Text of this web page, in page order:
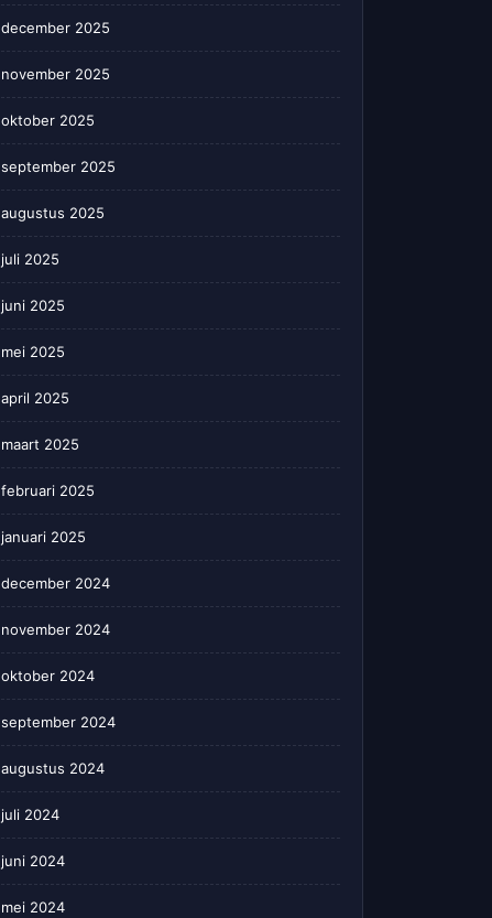
december 2025
november 2025
oktober 2025
september 2025
augustus 2025
juli 2025
juni 2025
mei 2025
april 2025
maart 2025
februari 2025
januari 2025
december 2024
november 2024
oktober 2024
september 2024
augustus 2024
juli 2024
juni 2024
mei 2024